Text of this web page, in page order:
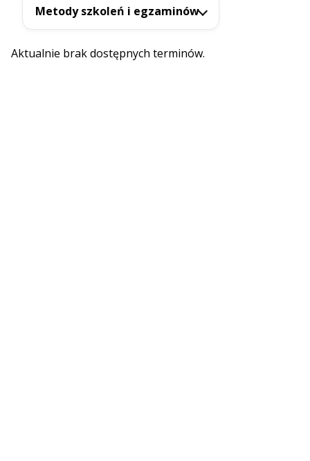
Metody szkoleń i egzaminów
Aktualnie brak dostępnych terminów.